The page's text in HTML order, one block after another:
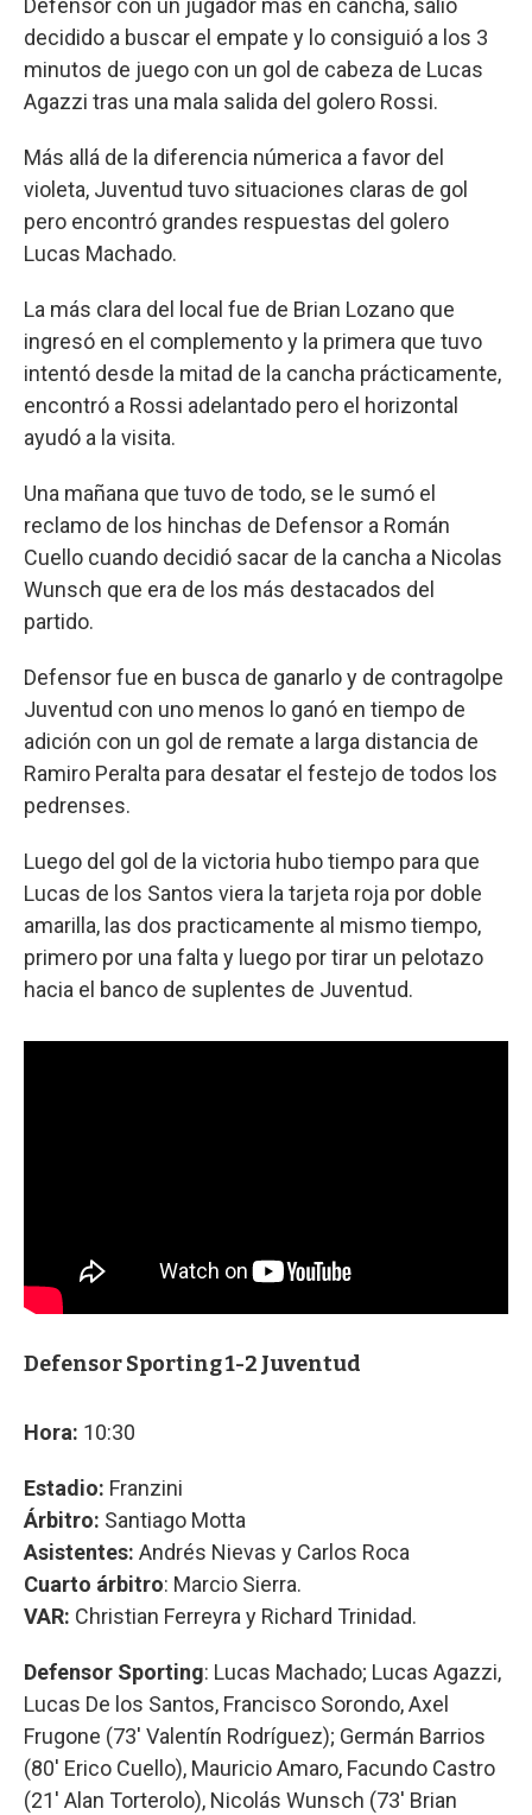
Defensor con un jugador más en cancha, salió
decidido a buscar el empate y lo consiguió a los 3
minutos de juego con un gol de cabeza de Lucas
Agazzi tras una mala salida del golero Rossi.
Más allá de la diferencia númerica a favor del
violeta, Juventud tuvo situaciones claras de gol
pero encontró grandes respuestas del golero
Lucas Machado.
La más clara del local fue de Brian Lozano que
ingresó en el complemento y la primera que tuvo
intentó desde la mitad de la cancha prácticamente,
encontró a Rossi adelantado pero el horizontal
ayudó a la visita.
Una mañana que tuvo de todo, se le sumó el
reclamo de los hinchas de Defensor a Román
Cuello cuando decidió sacar de la cancha a Nicolas
Wunsch que era de los más destacados del
partido.
Defensor fue en busca de ganarlo y de contragolpe
Juventud con uno menos lo ganó en tiempo de
adición con un gol de remate a larga distancia de
Ramiro Peralta para desatar el festejo de todos los
pedrenses.
Luego del gol de la victoria hubo tiempo para que
Lucas de los Santos viera la tarjeta roja por doble
amarilla, las dos practicamente al mismo tiempo,
primero por una falta y luego por tirar un pelotazo
hacia el banco de suplentes de Juventud.
Defensor Sporting 1-2 Juventud
Hora: 10:30
Estadio: Franzini
Árbitro: Santiago Motta
Asistentes: Andrés Nievas y Carlos Roca
Cuarto árbitro: Marcio Sierra.
VAR: Christian Ferreyra y Richard Trinidad.
Defensor Sporting: Lucas Machado; Lucas Agazzi,
Lucas De los Santos, Francisco Sorondo, Axel
Frugone (73' Valentín Rodríguez); Germán Barrios
(80' Erico Cuello), Mauricio Amaro, Facundo Castro
(21' Alan Torterolo), Nicolás Wunsch (73' Brian